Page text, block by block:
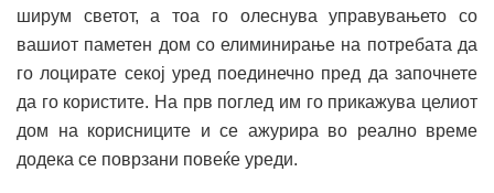
ширум светот, а тоа го олеснува управувањето со
вашиот паметен дом со елиминирање на потребата да
го лоцирате секој уред поединечно пред да започнете
да го користите. На прв поглед им го прикажува целиот
дом на корисниците и се ажурира во реално време
додека се поврзани повеќе уреди.